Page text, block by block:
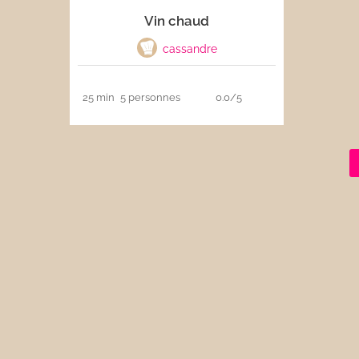
Boissons
Vin chaud
cassandre
25 min 5 personnes 0.0/5